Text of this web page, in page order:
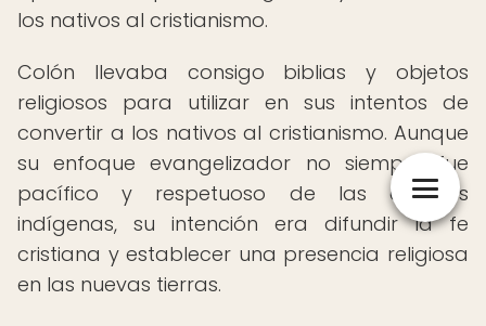
los nativos al cristianismo.
Colón llevaba consigo biblias y objetos
religiosos para utilizar en sus intentos de
convertir a los nativos al cristianismo. Aunque
su enfoque evangelizador no siempre fue
pacífico y respetuoso de las culturas
indígenas, su intención era difundir la fe
cristiana y establecer una presencia religiosa
en las nuevas tierras.